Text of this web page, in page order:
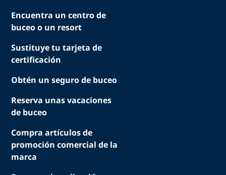
Encuentra un centro de
buceo o un resort
Sustituye tu tarjeta de
certificación
Obtén un seguro de buceo
Reserva unas vacaciones
de buceo
Compra artículos de
promoción comercial de la
marca